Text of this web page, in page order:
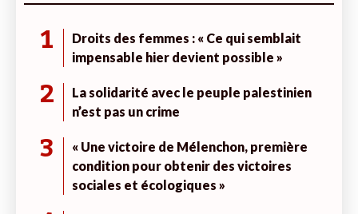
1
Droits des femmes : « Ce qui semblait
impensable hier devient possible »
2
La solidarité avec le peuple palestinien
n’est pas un crime
3
« Une victoire de Mélenchon, première
condition pour obtenir des victoires
sociales et écologiques »